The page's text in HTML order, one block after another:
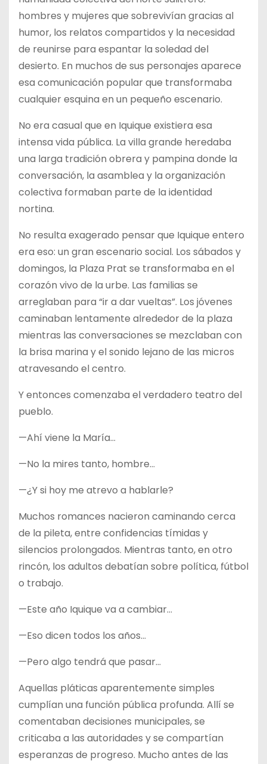
hombres y mujeres que sobrevivían gracias al
humor, los relatos compartidos y la necesidad
de reunirse para espantar la soledad del
desierto. En muchos de sus personajes aparece
esa comunicación popular que transformaba
cualquier esquina en un pequeño escenario.
No era casual que en Iquique existiera esa
intensa vida pública. La villa grande heredaba
una larga tradición obrera y pampina donde la
conversación, la asamblea y la organización
colectiva formaban parte de la identidad
nortina.
No resulta exagerado pensar que Iquique entero
era eso: un gran escenario social. Los sábados y
domingos, la Plaza Prat se transformaba en el
corazón vivo de la urbe. Las familias se
arreglaban para “ir a dar vueltas”. Los jóvenes
caminaban lentamente alrededor de la plaza
mientras las conversaciones se mezclaban con
la brisa marina y el sonido lejano de las micros
atravesando el centro.
Y entonces comenzaba el verdadero teatro del
pueblo.
—Ahí viene la María…
—No la mires tanto, hombre…
—¿Y si hoy me atrevo a hablarle?
Muchos romances nacieron caminando cerca
de la pileta, entre confidencias tímidas y
silencios prolongados. Mientras tanto, en otro
rincón, los adultos debatían sobre política, fútbol
o trabajo.
—Este año Iquique va a cambiar…
—Eso dicen todos los años…
—Pero algo tendrá que pasar…
Aquellas pláticas aparentemente simples
cumplían una función pública profunda. Allí se
comentaban decisiones municipales, se
criticaba a las autoridades y se compartían
esperanzas de progreso. Mucho antes de las